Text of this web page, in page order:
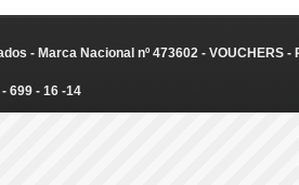
- Marca Nacional nº 473602 - VOUCHERS
699 - 16 -14